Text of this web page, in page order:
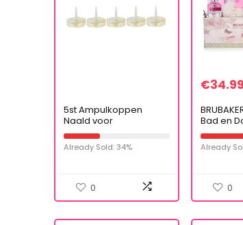
5st Ampulkoppen
Naald voor
Hyaluronpen, 0,5ml
Hylauronzuur Injectie
Accessoires
Already Sold: 34%
0
€34.99
Bad en
Rose
Beauty
Vintage
Already
0